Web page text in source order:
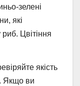
зелені
які
Цвітіння
якість
Якщо ви